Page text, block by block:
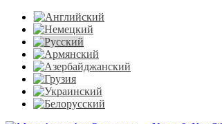
Skip
content